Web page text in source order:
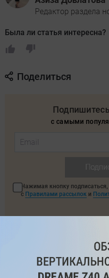
Редактор раздела
Была ли статья интересна?
Поделиться
с самыми
Нажимая кнопку
с Правилами рассылок и
Telegram